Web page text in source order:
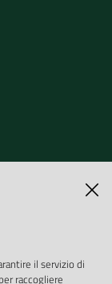
il servizio di
raccogliere